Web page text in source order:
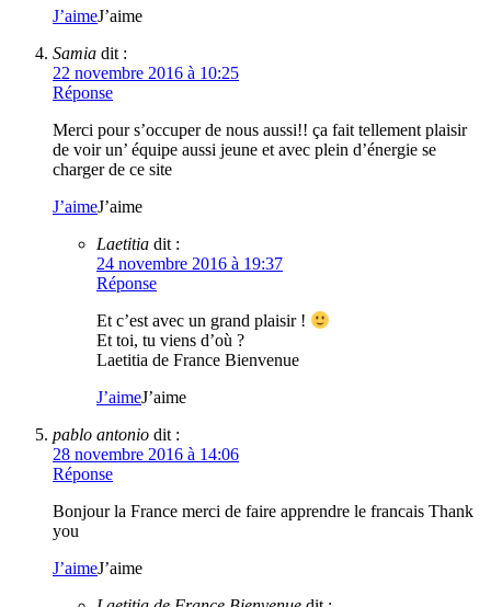
J’aimeJ’aime
Samia dit :
22 novembre 2016 à 10:25
Réponse
Merci pour s’occuper de nous aussi!! ça fait tellement plaisir
de voir un’ équipe aussi jeune et avec plein d’énergie se
charger de ce site
J’aimeJ’aime
Laetitia dit :
24 novembre 2016 à 19:37
Réponse
Et c’est avec un grand plaisir !
Et toi, tu viens d’où ?
Laetitia de France Bienvenue
J’aimeJ’aime
pablo antonio dit :
28 novembre 2016 à 14:06
Réponse
Bonjour la France merci de faire apprendre le francais Thank
you
J’aimeJ’aime